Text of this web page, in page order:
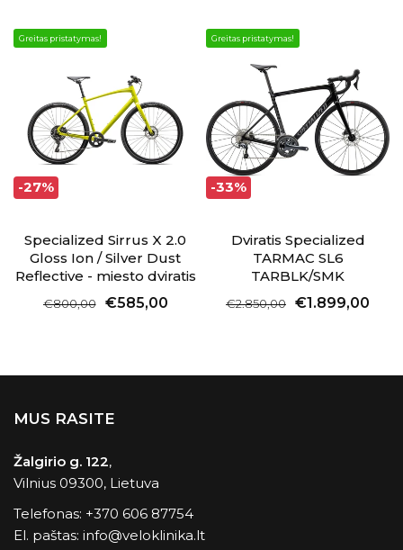
-27%
Greitas pristatymas!
Specialized Sirrus X 2.0
Gloss Ion / Silver Dust
Reflective - miesto dviratis
€800,00 €585,00
-33%
Greitas pristatymas!
Dviratis Specialized
TARMAC SL6
TARBLK/SMK
€2.850,00 €1.899,00
MUS RASITE
Žalgirio g. 122,
Vilnius 09300, Lietuva
Telefonas: +370 606 87754
El. paštas: info@veloklinika.lt